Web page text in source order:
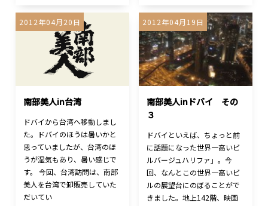
2012年04月20日
南部美人in台湾
ドバイから台湾へ移動しまし
た。ドバイのほうは暑いかと
思っていましたが、台湾のほ
うが湿気もあり、暑い感じで
す。 今回、台湾訪問は、南部
美人を台湾で卸販売していた
だいてい
2012年04月19日
南部美人inドバイ その
３
ドバイといえば、ちょっと前
に話題になった世界一高いビ
ルバージュハリファ」。今
回、なんとこの世界一高いビ
ルの展望台にのぼることがで
きました。地上142階、映画